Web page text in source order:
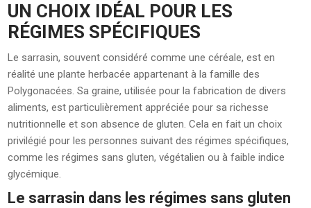
UN CHOIX IDÉAL POUR LES
RÉGIMES SPÉCIFIQUES
Le sarrasin, souvent considéré comme une céréale, est en
réalité une plante herbacée appartenant à la famille des
Polygonacées. Sa graine, utilisée pour la fabrication de divers
aliments, est particulièrement appréciée pour sa richesse
nutritionnelle et son absence de gluten. Cela en fait un choix
privilégié pour les personnes suivant des régimes spécifiques,
comme les régimes sans gluten, végétalien ou à faible indice
glycémique.
Le sarrasin dans les régimes sans gluten